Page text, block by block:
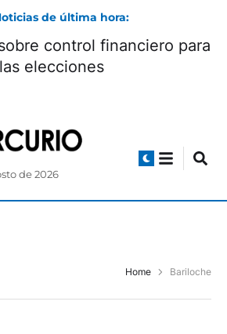
de última hora:
control financiero para
las elecciones
de 2026
Home Bariloche